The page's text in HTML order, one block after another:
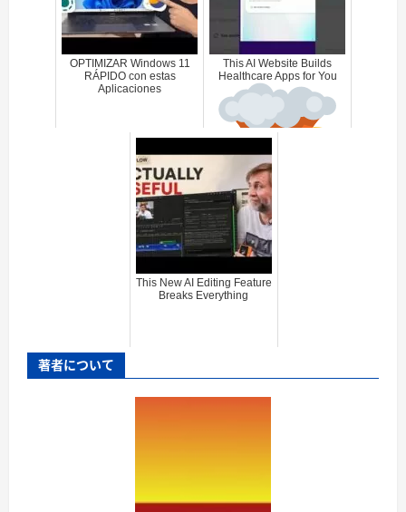
OPTIMIZAR Windows 11
RÁPIDO con estas
Aplicaciones
This AI Website Builds
Healthcare Apps for You
This New AI Editing Feature
Breaks Everything
著者について